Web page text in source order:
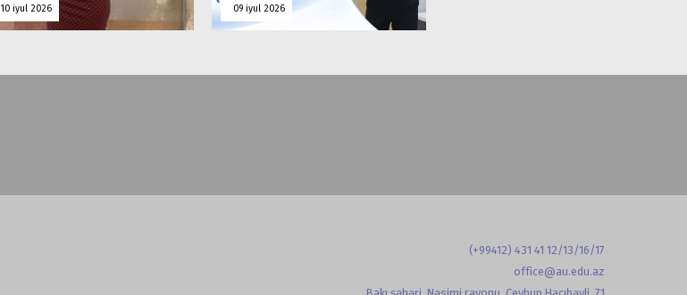
10 iyul 2026 09 iyul 2026
(+99412) 431 41 12/13/16/17
office@au.edu.az